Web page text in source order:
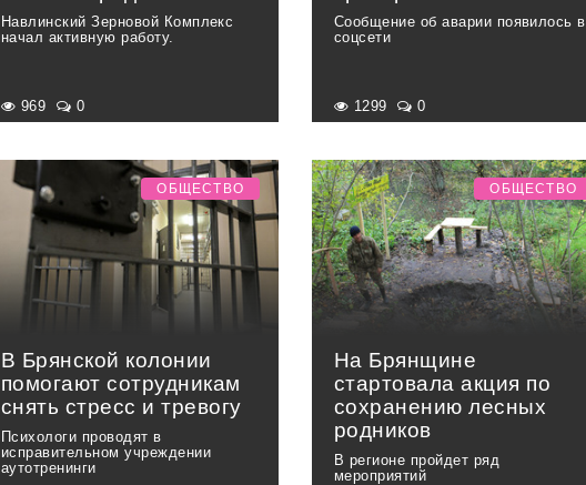
Навлинский Зерновой Комплекс
начал активную работу.
969 0
Сообщение об аварии появилось в
соцсети
1299 0
В Брянской колонии
помогают сотрудникам
снять стресс и тревогу
Психологи проводят в
исправительном учреждении
аутотренинги
ОБЩЕСТВО
На Брянщине
стартовала акция по
сохранению лесных
родников
В регионе пройдет ряд
мероприятий
ОБЩЕСТВО